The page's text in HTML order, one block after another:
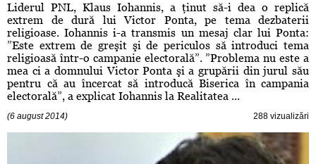
Liderul PNL, Klaus Iohannis, a ţinut să-i dea o replică
extrem de dură lui Victor Ponta, pe tema dezbaterii
religioase. Iohannis i-a transmis un mesaj clar lui Ponta:
”Este extrem de greşit şi de periculos să introduci tema
religioasă într-o campanie electorală”. ”Problema nu este a
mea ci a domnului Victor Ponta şi a grupării din jurul său
pentru că au încercat să introducă Biserica în campania
electorală”, a explicat Iohannis la Realitatea ...
(6 august 2014) 288 vizualizări